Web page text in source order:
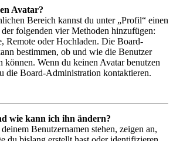
Avatar?
Bereich kannst du unter „Profil“ einen
folgenden vier Methoden hinzufügen:
Remote oder Hochladen. Die Board-
bestimmen, ob und wie die Benutzer
können. Wenn du keinen Avatar benutzen
die Board-Administration kontaktieren.
wie kann ich ihn ändern?
Benutzernamen stehen, zeigen an,